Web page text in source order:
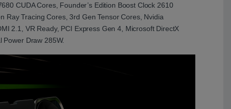
CUDA Cores, Founder’s Edition Boost Clock 2610
Ray Tracing Cores, 3rd Gen Tensor Cores, Nvidia
2.1, VR Ready, PCI Express Gen 4, Microsoft DirectX
Power Draw 285W.